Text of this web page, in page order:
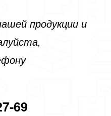
продукции и
69